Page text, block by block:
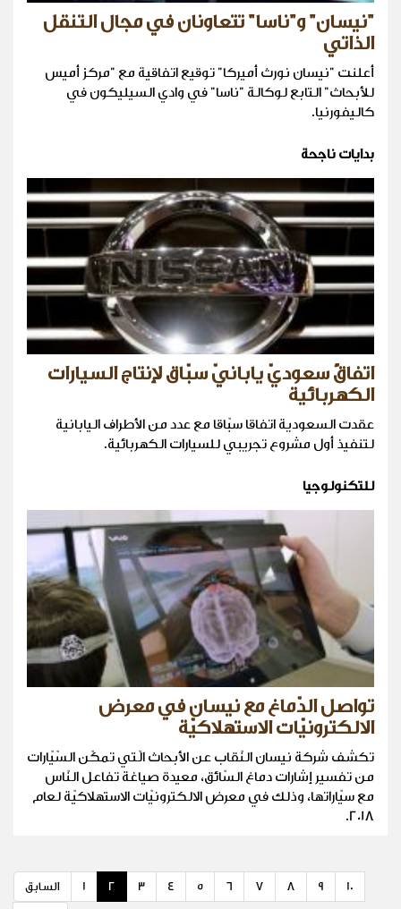
"نيسان" و"ناسا" تتعاونان في مجال التنقل
الذاتي
أعلنت "نيسان نورث أميركا" توقيع اتفاقية مع "مركز أميس
للأبحاث" التابع لوكالة "ناسا" في وادي السيليكون في
كاليفورنيا.
بدايات ناجحة
اتفاقٌ سعوديّ يابانيّ سبّاق لإنتاج السيارات
الكهربائية
عقدت السعودية اتفاقا سبّاقا مع عدد من الأطراف اليابانية
لتنفيذ أول مشروع تجريبي للسيارات الكهربائية.
للتكنولوجيا
تواصل الدّماغ مع نيسان في معرض
الالكترونيّات الاستهلاكيّة
تكشف شركة نيسان النّقاب عن الأبحاث الّتي تمكّن السّيّارات
من تفسير إشارات دماغ السّائق، معيدة صياغة تفاعل النّاس
مع سيّاراتها، وذلك في معرض الالكترونيّات الاستهلاكيّة لعام
2018.
السابق 1 2 3 4 5 6 7 8 9 10